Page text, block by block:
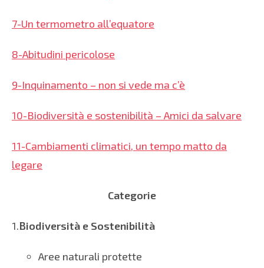
7-Un termometro all’equatore
8-Abitudini pericolose
9-Inquinamento – non si vede ma c’è
10-Biodiversità e sostenibilità – Amici da salvare
11-Cambiamenti climatici, un tempo matto da
legare
Categorie
1.Biodiversità e Sostenibilità
Aree naturali protette